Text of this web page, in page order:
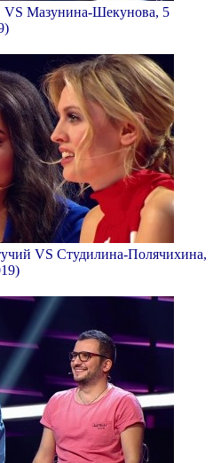
VS Мазунина-Шекунова, 5
VS Студилина-Полячихина,